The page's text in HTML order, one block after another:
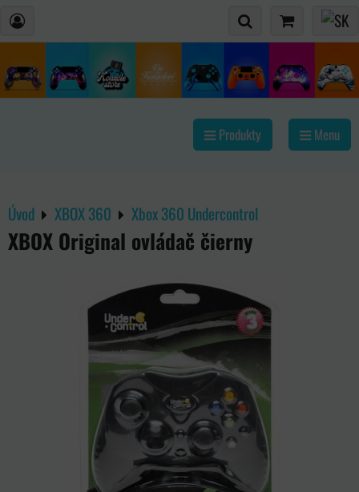
Produkty Menu
Úvod XBOX 360 Xbox 360 Undercontrol
XBOX Original ovládač čierny